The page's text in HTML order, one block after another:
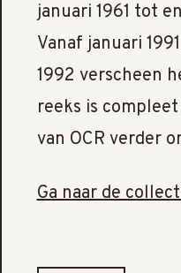
januari 1961 tot
Vanaf januari
1992 verscheen
reeks is
van OCR verder
Ga naar de